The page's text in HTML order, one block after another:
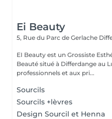
Ei Beauty
5, Rue du Parc de Gerlache
EI Beauty est un Grossiste
Beauté situé à Differdange au Luxembourg,
professionnels et aux pri...
Sourcils
Sourcils +lèvres
Design Sourcil et Henna